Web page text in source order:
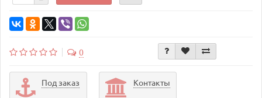
0
Под заказ Контакты